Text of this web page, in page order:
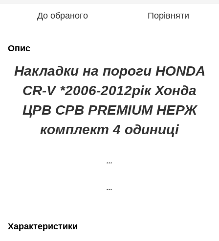
До обраного Порівняти
Опис
Накладки на пороги HONDA
CR-V *2006-2012рік Хонда
ЦРВ СРВ PREMIUM НЕРЖ
комплект 4 одиниці
...
...
Характеристики